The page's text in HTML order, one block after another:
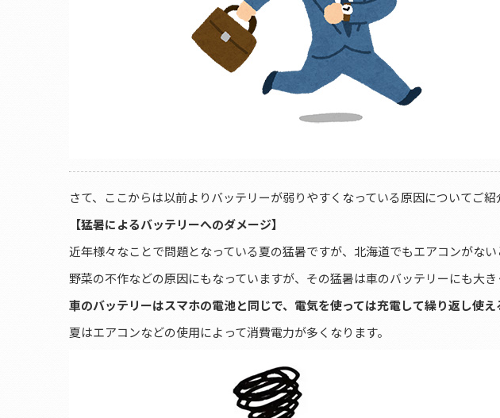
さて、ここからは以前よりバッテリーが弱りやすくなっている原因についてご
【猛暑によるバッテリーへのダメージ】
近年様々なことで問題となっている夏の猛暑ですが、北海道でもエアコンがな
野菜の不作などの原因にもなっていますが、その猛暑は車のバッテリーにも大き
車のバッテリーはスマホの電池と同じで、電気を使っては充電して繰り返し使え
夏はエアコンなどの使用によって消費電力が多くなります。